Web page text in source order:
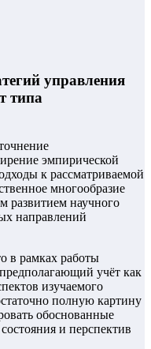
управления
типа
эмпирической
к рассматриваемой
многообразие
развитием научного
направлений
в рамках работы
учёт как
изучаемого
полную картину
обоснованные
и перспектив